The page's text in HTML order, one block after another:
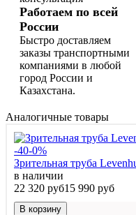
Работаем по всей
России
Быстро доставляем
заказы транспортными
компаниями в любой
город России и
Казахстана.
Аналогичные товары
-40-0%
Зрительная труба
в наличии
22 320 руб15 990 руб
В корзину